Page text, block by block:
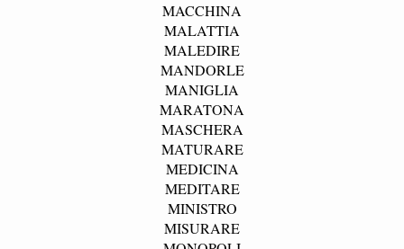
MACCHINA
MALATTIA
MALEDIRE
MANDORLE
MANIGLIA
MARATONA
MASCHERA
MATURARE
MEDICINA
MEDITARE
MINISTRO
MISURARE